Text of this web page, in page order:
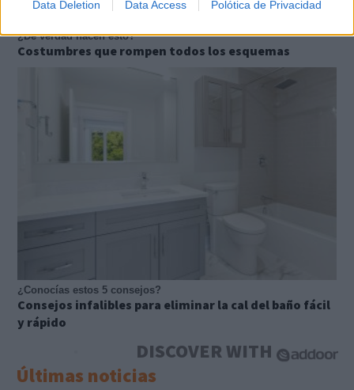
Data Deletion Data Access Polótica de Privacidad
¿De verdad hacen esto?
Costumbres que rompen todos los esquemas
¿Conocías estos 5 consejos?
Consejos infalibles para eliminar la cal del baño fácil
y rápido
DISCOVER WITH
Últimas noticias